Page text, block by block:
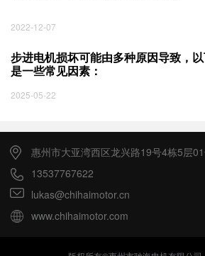
2022-12-07
步进电机损坏可能由多种原因导致，
是一些常见因素：
2025-05-22
惠州市大亚湾西区龙兴路19号4栋5层
13537767622
lukas@chihaimotor.cn
www.chihaimotor.com